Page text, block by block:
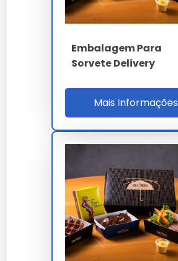
Embalagem Para
Sorvete Delivery
Mais Informações